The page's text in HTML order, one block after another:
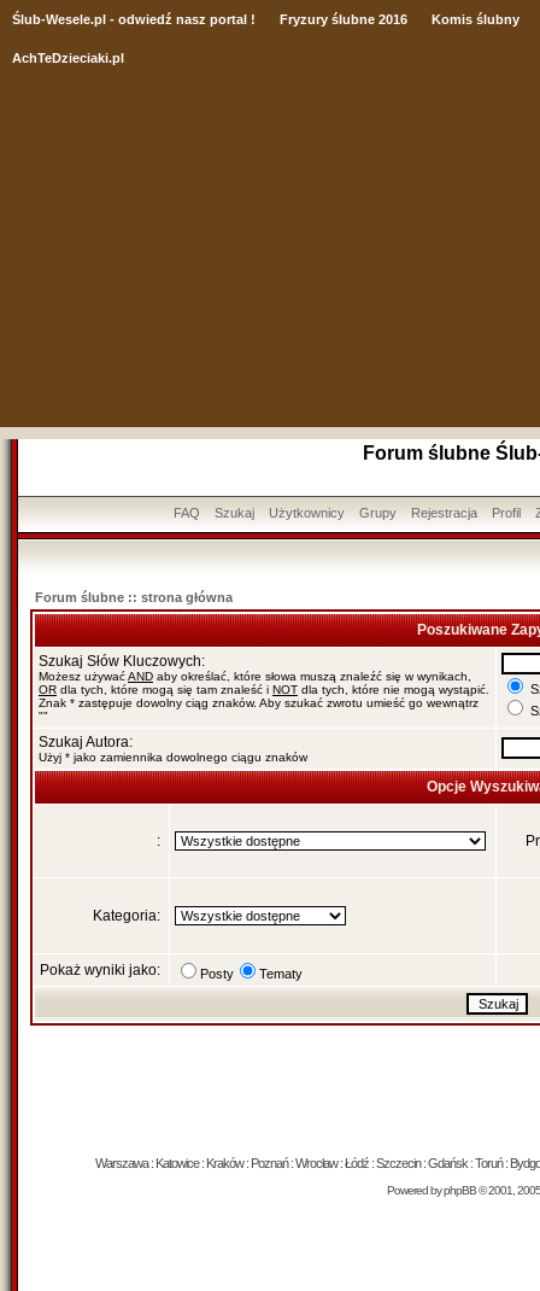
Ślub-Wesele.pl - odwiedź nasz portal ! Fryzury ślubne 2016 Komis ślubny
AchTeDzieciaki.pl
Forum ślubne
FAQ Szukaj Użytkownicy Grupy Rejestracja Profil
Forum ślubne :: strona główna
Poszukiwane
Szukaj Słów Kluczowych:
Możesz używaćAND aby określać, które słowa muszą znaleźć się w wynikach,
OR dla tych, które mogą się tam znaleść i NOT dla tych, które nie mogą wystąpić.
Znak * zastępuje dowolny ciąg znaków. Aby szukać zwrotu umieść go wewnątrz
""
Szukaj Autora:
Użyj * jako zamiennika dowolnego ciągu znaków
Opcje
:
Kategoria:
Pokaż wyniki jako: Posty Tematy
Warszawa : Katowice : Kraków : Poznań : Wrocław : Łódź : Szczecin : Gdańsk : Toruń :
Powered byphpBB© 2001,